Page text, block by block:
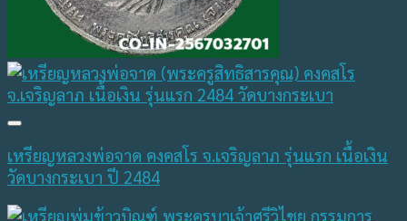
เหรียญหลวงพ่อจาด คงคสโร จ.เจริญลาภ รุ่นแรก เนื้อเงิน
วัดบางกระเบา ปี 2484